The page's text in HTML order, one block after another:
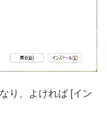
り、よければ [イン